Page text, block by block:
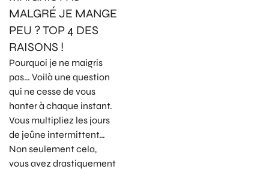
MALGRÉ JE MANGE
PEU ? TOP 4 DES
RAISONS !
Pourquoi je ne maigris
pas… Voilà une question
qui ne cesse de vous
hanter à chaque instant.
Vous multipliez les jours
de jeûne intermittent…
Non seulement cela,
vous avez drastiquement